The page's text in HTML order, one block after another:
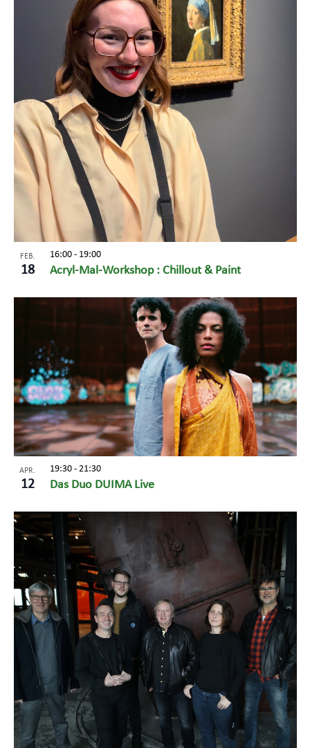
FEB.
18 Acryl-Mal-Workshop : Chillout & Paint
16:00 - 19:00
APR.
12 Das Duo DUIMA Live
19:30 - 21:30